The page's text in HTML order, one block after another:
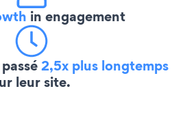
in engagement
2,5x plus longtemps
leur site.